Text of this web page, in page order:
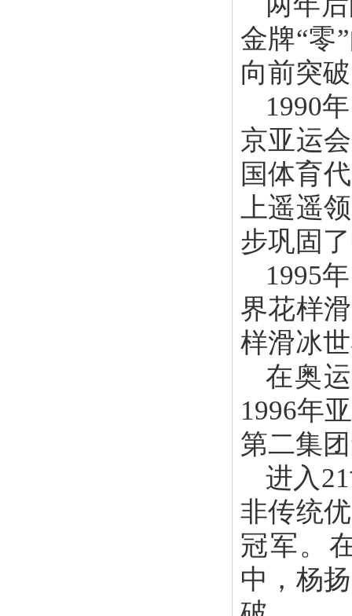
金牌“零
向前突
1990
京亚运
国体育
上遥遥
步巩固
1995
界花样
样滑冰
在奥
1996年
第二集
进入
非传统
冠军。
中，杨